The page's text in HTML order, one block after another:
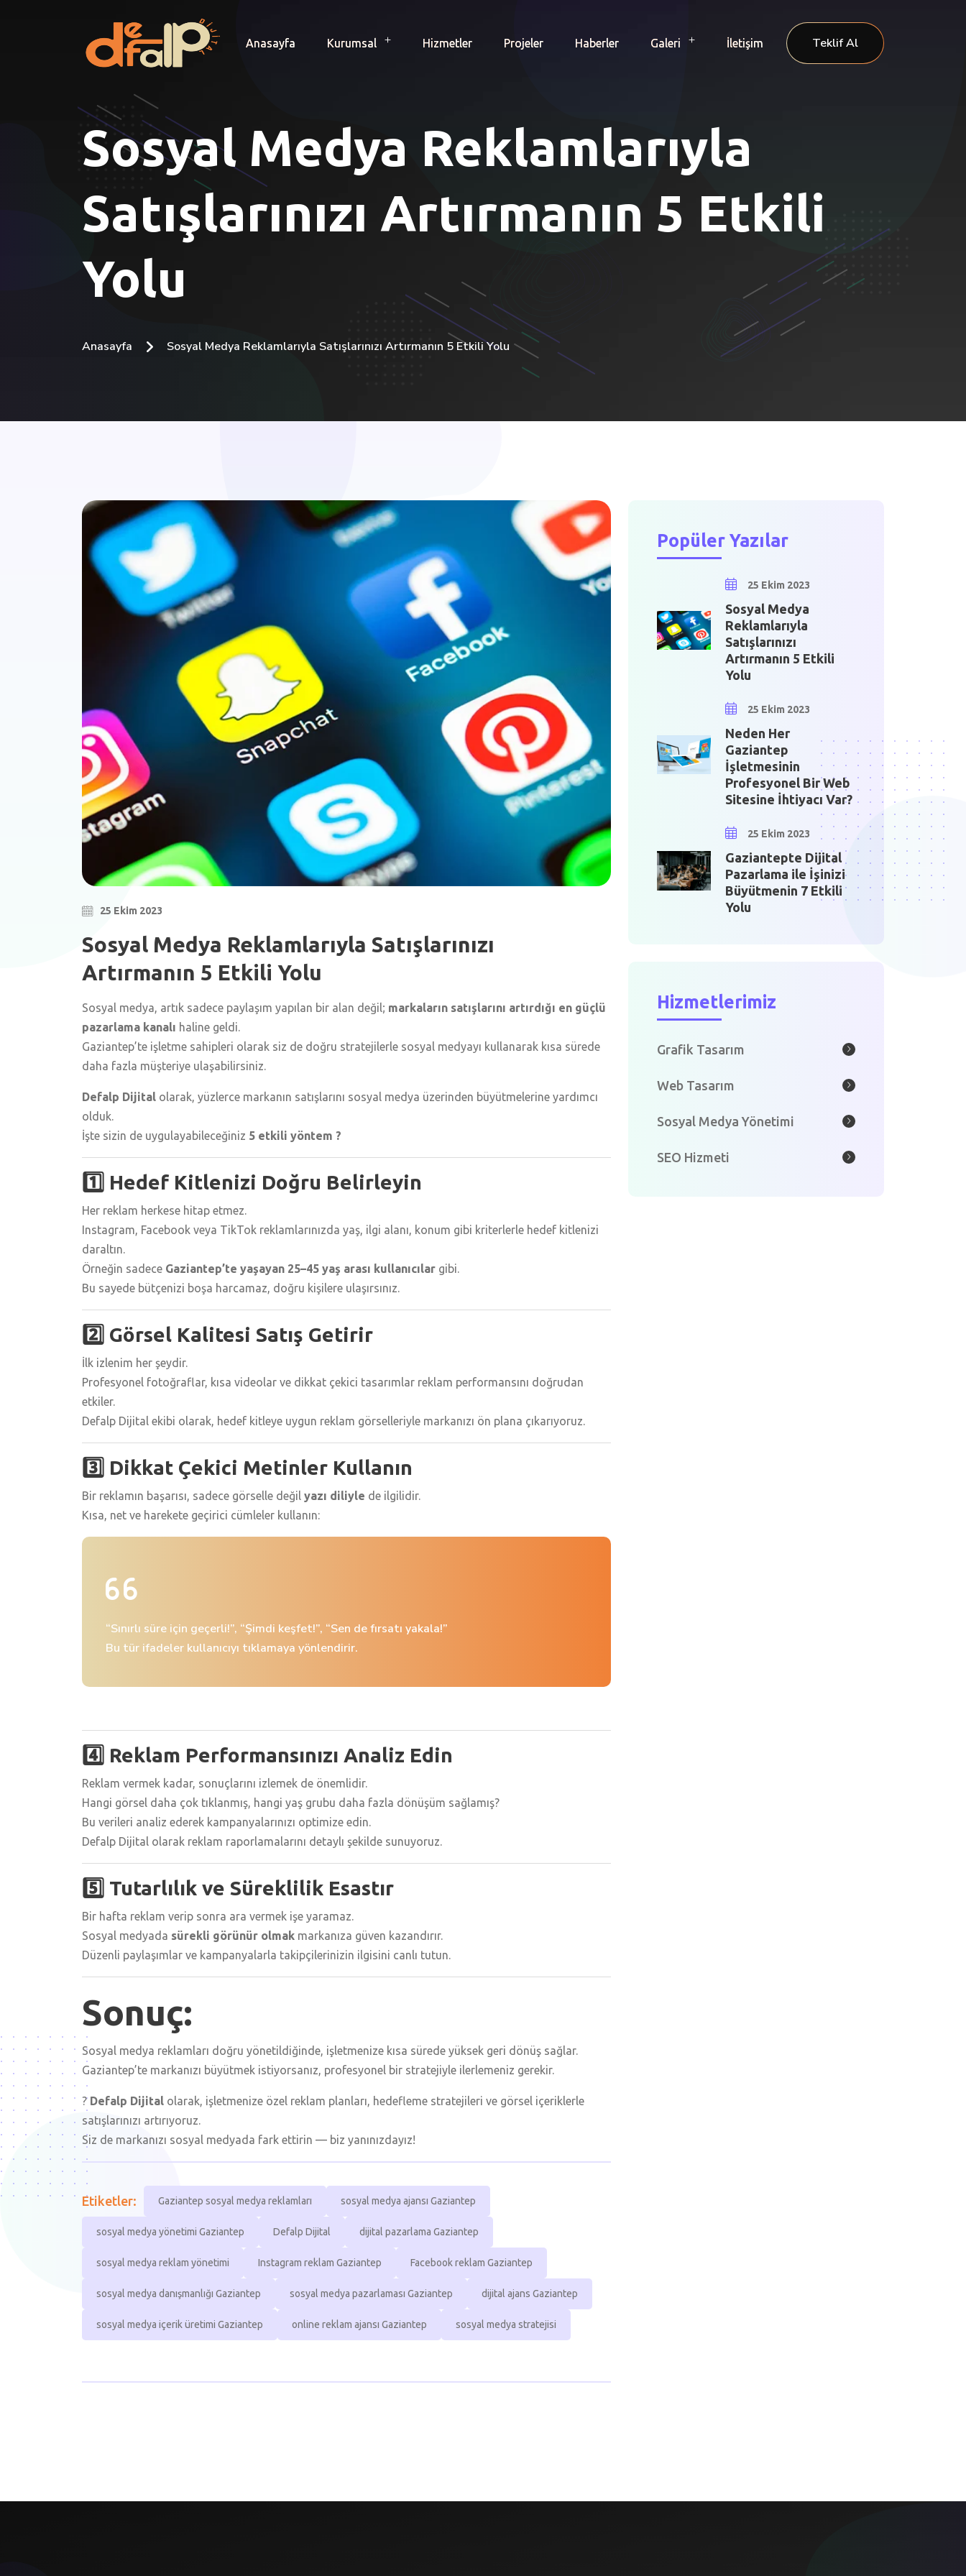
Anasayfa Kurumsal Hizmetler Projeler Haberler Galeri İletişim Teklif Al
Sosyal Medya Reklamlarıyla
Satışlarınızı Artırmanın 5 Etkili
Yolu
Anasayfa Sosyal Medya Reklamlarıyla Satışlarınızı Artırmanın 5 Etkili Yolu
25 Ekim 2023
Sosyal Medya Reklamlarıyla Satışlarınızı
Artırmanın 5 Etkili Yolu
Sosyal medya, artık sadece paylaşım yapılan bir alan değil; markaların satışlarını artırdığı en güçlü
pazarlama kanalı haline geldi.
Gaziantep’te işletme sahipleri olarak siz de doğru stratejilerle sosyal medyayı kullanarak kısa sürede
daha fazla müşteriye ulaşabilirsiniz.
Defalp Dijital olarak, yüzlerce markanın satışlarını sosyal medya üzerinden büyütmelerine yardımcı
olduk.
İşte sizin de uygulayabileceğiniz 5 etkili yöntem ?
1️⃣ Hedef Kitlenizi Doğru Belirleyin
Her reklam herkese hitap etmez.
Instagram, Facebook veya TikTok reklamlarınızda yaş, ilgi alanı, konum gibi kriterlerle hedef kitlenizi
daraltın.
Örneğin sadece Gaziantep’te yaşayan 25–45 yaş arası kullanıcılar gibi.
Bu sayede bütçenizi boşa harcamaz, doğru kişilere ulaşırsınız.
2️⃣ Görsel Kalitesi Satış Getirir
İlk izlenim her şeydir.
Profesyonel fotoğraflar, kısa videolar ve dikkat çekici tasarımlar reklam performansını doğrudan
etkiler.
Defalp Dijital ekibi olarak, hedef kitleye uygun reklam görselleriyle markanızı ön plana çıkarıyoruz.
3️⃣ Dikkat Çekici Metinler Kullanın
Bir reklamın başarısı, sadece görselle değil yazı diliyle de ilgilidir.
Kısa, net ve harekete geçirici cümleler kullanın:
“Sınırlı süre için geçerli!”, “Şimdi keşfet!”, “Sen de fırsatı yakala!”
Bu tür ifadeler kullanıcıyı tıklamaya yönlendirir.
4️⃣ Reklam Performansınızı Analiz Edin
Reklam vermek kadar, sonuçlarını izlemek de önemlidir.
Hangi görsel daha çok tıklanmış, hangi yaş grubu daha fazla dönüşüm sağlamış?
Bu verileri analiz ederek kampanyalarınızı optimize edin.
Defalp Dijital olarak reklam raporlamalarını detaylı şekilde sunuyoruz.
5️⃣ Tutarlılık ve Süreklilik Esastır
Bir hafta reklam verip sonra ara vermek işe yaramaz.
Sosyal medyada sürekli görünür olmak markanıza güven kazandırır.
Düzenli paylaşımlar ve kampanyalarla takipçilerinizin ilgisini canlı tutun.
Sonuç:
Sosyal medya reklamları doğru yönetildiğinde, işletmenize kısa sürede yüksek geri dönüş sağlar.
Gaziantep’te markanızı büyütmek istiyorsanız, profesyonel bir stratejiyle ilerlemeniz gerekir.
? Defalp Dijital olarak, işletmenize özel reklam planları, hedefleme stratejileri ve görsel içeriklerle
satışlarınızı artırıyoruz.
Siz de markanızı sosyal medyada fark ettirin — biz yanınızdayız!
Etiketler: Gaziantep sosyal medya reklamları sosyal medya ajansı Gaziantep
sosyal medya yönetimi Gaziantep Defalp Dijital dijital pazarlama Gaziantep
sosyal medya reklam yönetimi Instagram reklam Gaziantep Facebook reklam Gaziantep
sosyal medya danışmanlığı Gaziantep sosyal medya pazarlaması Gaziantep dijital ajans Gaziantep
sosyal medya içerik üretimi Gaziantep online reklam ajansı Gaziantep sosyal medya stratejisi
Popüler Yazılar
25 Ekim 2023
Sosyal Medya
Reklamlarıyla
Satışlarınızı
Artırmanın 5 Etkili
Yolu
25 Ekim 2023
Neden Her
Gaziantep
İşletmesinin
Profesyonel Bir Web
Sitesine İhtiyacı Var?
25 Ekim 2023
Gaziantepte Dijital
Pazarlama ile İşinizi
Büyütmenin 7 Etkili
Yolu
Hizmetlerimiz
Grafik Tasarım
Web Tasarım
Sosyal Medya Yönetimi
SEO Hizmeti